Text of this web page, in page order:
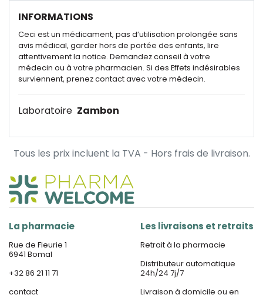
INFORMATIONS
Ceci est un médicament, pas d’utilisation prolongée sans
avis médical, garder hors de portée des enfants, lire
attentivement la notice. Demandez conseil à votre
médecin ou à votre pharmacien. Si des Effets indésirables
surviennent, prenez contact avec votre médecin.
Laboratoire Zambon
Tous les prix incluent la TVA - Hors frais de livraison.
La pharmacie
Rue de Fleurie 1
6941 Bomal
+32 86 21 11 71
contact
Les livraisons et retraits
Retrait à la pharmacie
Distributeur automatique
24h/24 7j/7
Livraison à domicile ou en